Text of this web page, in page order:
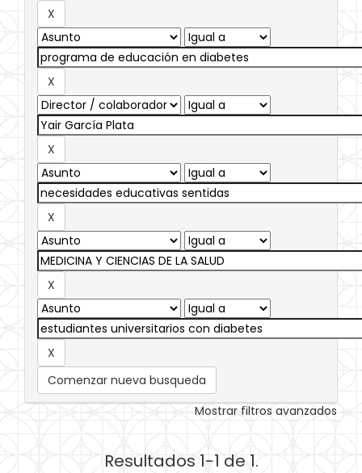
Comenzar nueva busqueda
Mostrar filtros avanzados
Resultados 1-1 de 1.